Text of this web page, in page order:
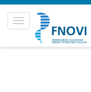
Toggle
navigation